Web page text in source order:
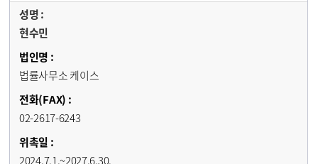
현수민
법률사무소 케이스
02-2617-6243
2024.7.1.~2027.6.30.